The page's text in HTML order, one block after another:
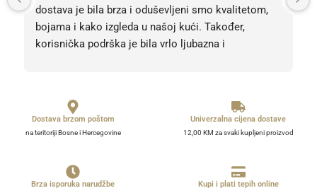
dostava je bila brza i oduševljeni smo kvalitetom,
bojama i kako izgleda u našoj kući. Također,
korisnička podrška je bila vrlo ljubazna i
Dostava brzom poštom
na teritoriji Bosne i Hercegovine
Univerzalna cijena dostave
12,00 KM za svaki kupljeni proizvod
Brza isporuka narudžbe Kupi i plati tepih online